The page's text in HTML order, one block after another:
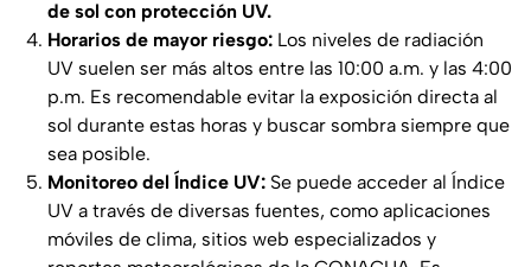
de sol con protección UV.
Horarios de mayor riesgo: Los niveles de radiación
UV suelen ser más altos entre las 10:00 a.m. y las 4:00
p.m. Es recomendable evitar la exposición directa al
sol durante estas horas y buscar sombra siempre que
sea posible.
Monitoreo del Índice UV: Se puede acceder al Índice
UV a través de diversas fuentes, como aplicaciones
móviles de clima, sitios web especializados y